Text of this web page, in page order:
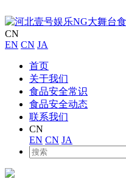
CN
EN CN JA
首页
关于我们
食品安全常识
食品安全动态
联系我们
CN
EN CN JA